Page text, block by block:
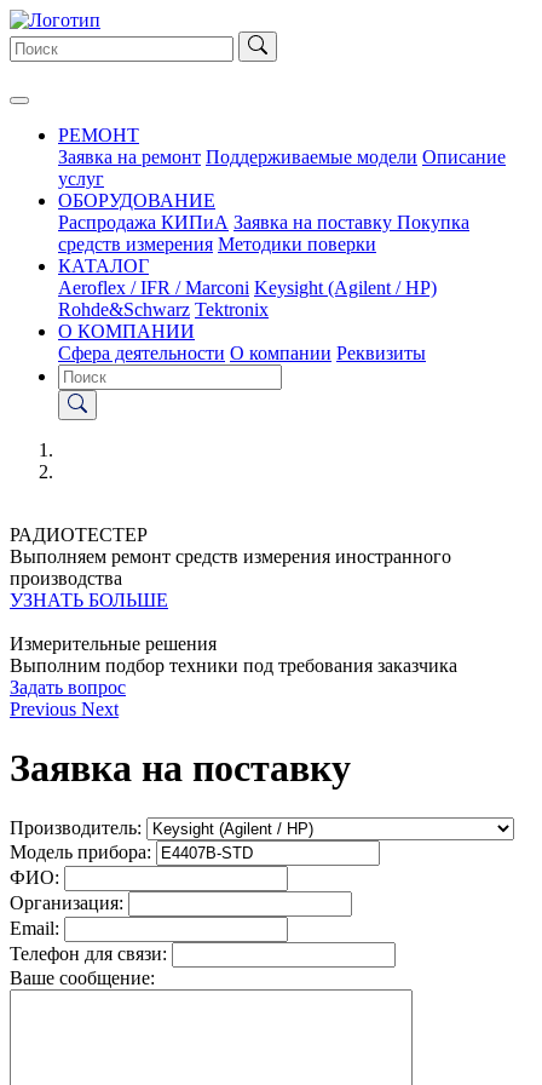
РЕМОНТ
Заявка на ремонт Поддерживаемые модели Описание
услуг
ОБОРУДОВАНИЕ
Распродажа КИПиА Заявка на поставку Покупка
средств измерения Методики поверки
КАТАЛОГ
Aeroflex / IFR / Marconi Keysight (Agilent / HP)
Rohde&Schwarz Tektronix
О КОМПАНИИ
Сфера деятельности О компании Реквизиты
РАДИОТЕСТЕР
Выполняем ремонт средств измерения иностранного
производства
УЗНАТЬ БОЛЬШЕ
Измерительные решения
Выполним подбор техники под требования заказчика
Задать вопрос
Previous Next
Заявка на поcтавку
Производитель:
Модель прибора:
ФИО:
Организация:
Email:
Телефон для связи:
Ваше сообщение: